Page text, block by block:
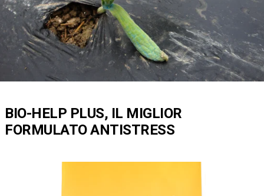
BIO-HELP PLUS, IL MIGLIOR
FORMULATO ANTISTRESS